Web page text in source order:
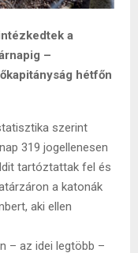
a
–
hétfőn
szerint
319 jogellenesen
tartóztattak fel és
a katonák
aki ellen
– az idei legtöbb –